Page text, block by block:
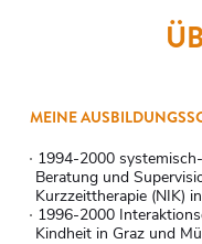
MEINE
1994-2000
Beratung und
Kurzzeittherapie (NIK)
1996-2000
Kindheit in Graz und